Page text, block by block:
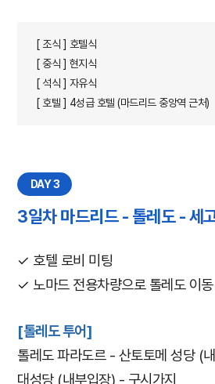
[ 조식 ] 호텔식
[ 중식 ] 현지식
[ 석식 ] 자유식
[ 호텔 ] 4성급 호텔 (마드리드 중앙역 근처)
DAY 3
3일차 마드리드 - 톨레도 - 세
✓ 호텔 로비 미팅
✓ 노마드 전용차량으로 톨레도 이
[톨레도 투어]
톨레도 파라도르 - 산토토메 성당 (
대성당 (내부입장) - 구시가지